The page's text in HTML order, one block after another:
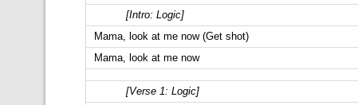
[Intro: Logic]
Mama, look at me now (Get shot)
Mama, look at me now
[Verse 1: Logic]